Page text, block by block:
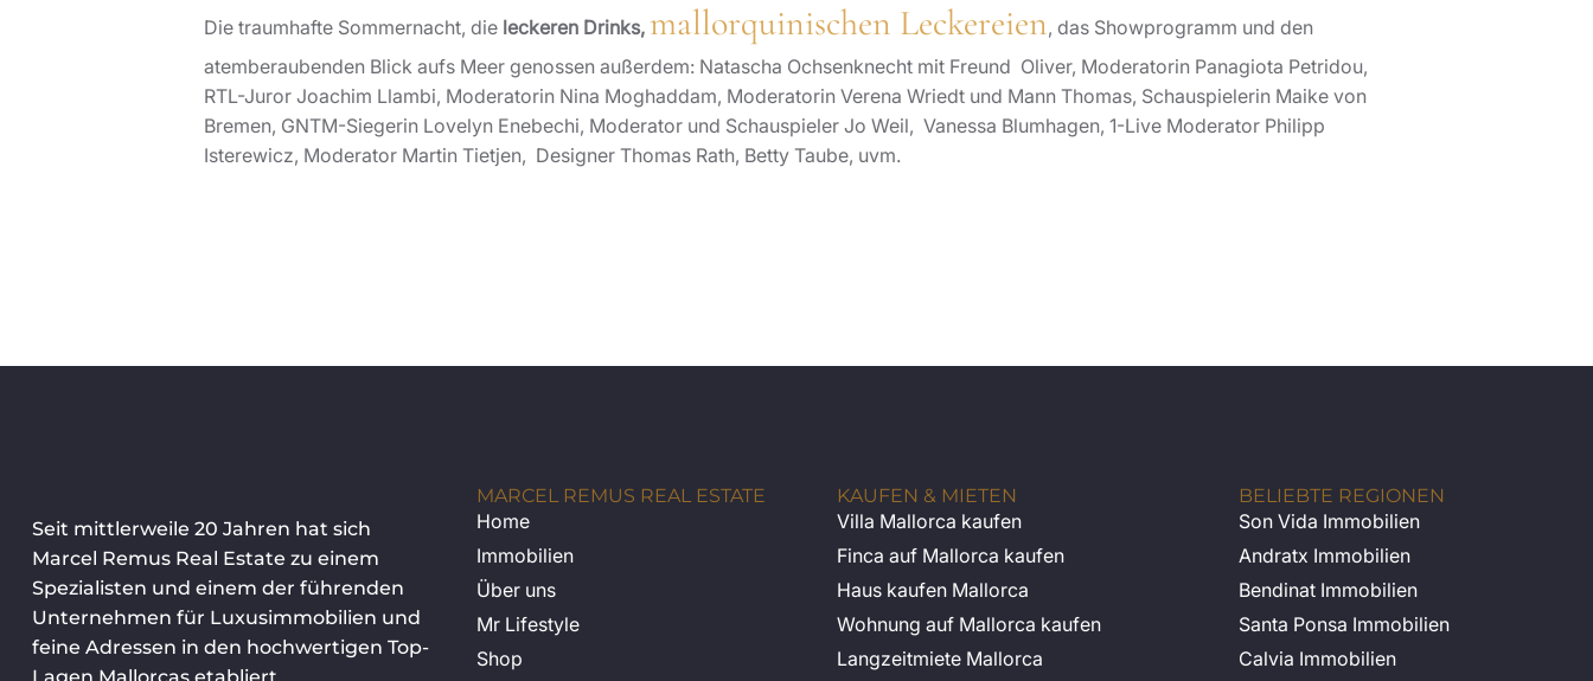
Die traumhafte Sommernacht, die leckeren Drinks, mallorquinischen Leckereien, das Showprogramm und den
atemberaubenden Blick aufs Meer genossen außerdem: Natascha Ochsenknecht mit Freund Oliver, Moderatorin Panagiota Petridou,
RTL-Juror Joachim Llambi, Moderatorin Nina Moghaddam, Moderatorin Verena Wriedt und Mann Thomas, Schauspielerin Maike von
Bremen, GNTM-Siegerin Lovelyn Enebechi, Moderator und Schauspieler Jo Weil, Vanessa Blumhagen, 1-Live Moderator Philipp
Isterewicz, Moderator Martin Tietjen, Designer Thomas Rath, Betty Taube, uvm.
Seit mittlerweile 20 Jahren hat sich
Marcel Remus Real Estate zu einem
Spezialisten und einem der führenden
Unternehmen für Luxusimmobilien und
feine Adressen in den hochwertigen Top-
MARCEL REMUS REAL ESTATE
Home
Immobilien
Über uns
Mr Lifestyle
Shop
KAUFEN & MIETEN
Villa Mallorca kaufen
Finca auf Mallorca kaufen
Haus kaufen Mallorca
Wohnung auf Mallorca kaufen
Langzeitmiete Mallorca
BELIEBTE REGIONEN
Son Vida Immobilien
Andratx Immobilien
Bendinat Immobilien
Santa Ponsa Immobilien
Calvia Immobilien